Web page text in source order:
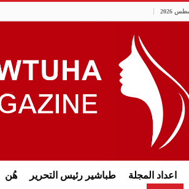
اعداد المجلة طباشير رئيس التحرير هُن